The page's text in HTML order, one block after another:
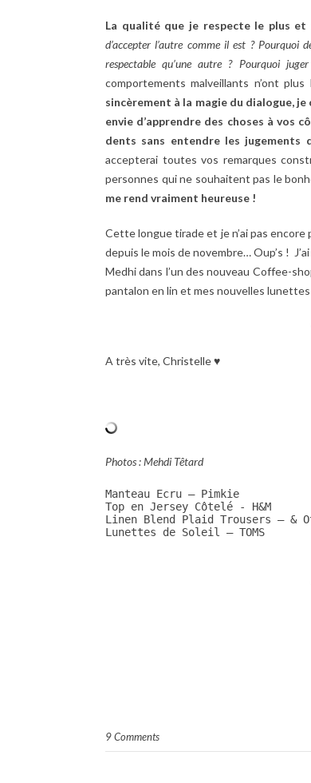
La qualité que je respecte le plus et
d’accepter l’autre comme il est ? Pourquoi
respectable qu’une autre ? Pourquoi
comportements malveillants n’ont
sincèrement à la magie du dialogue, je
envie d’apprendre des choses à vos
dents sans entendre les
accepterai toutes vos remarques
personnes qui ne souhaitent pas le
me rend vraiment heureuse !
Cette longue tirade et je n’ai pas encore
depuis le mois de novembre… Oup’s !
Medhi dans l’un des nouveau Coffee-
pantalon en lin et mes nouvelles
A très vite, Christelle ♥
Photos : Mehdi Têtard
Manteau Ecru – Pimkie
Top en Jersey Côtelé - H&M
Linen Blend Plaid Trousers – &
Lunettes de Soleil – TOMS
9 Comments